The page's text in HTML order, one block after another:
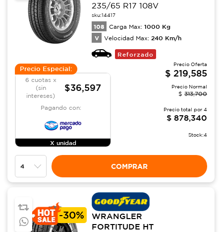
235/65 R17 108V
sku:14417
108 Carga Max: 1000 Kg
V Velocidad Max: 240 Km/h
Reforzado
Precio Especial:
6 cuotas x
(sin
intereses)
$36,597
Pagando con:
X unidad
Precio Oferta
$ 219,585
Precio Normal
$ 313,700
Precio total por 4
$ 878,340
Stock:4
COMPRAR
-30%
WRANGLER
FORTITUDE HT